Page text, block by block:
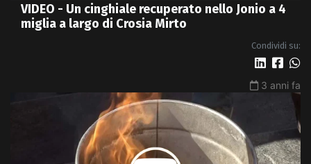
VIDEO - Un cinghiale recuperato nello Jonio a 4
miglia a largo di Crosia Mirto
Condividi su:
3 anni fa